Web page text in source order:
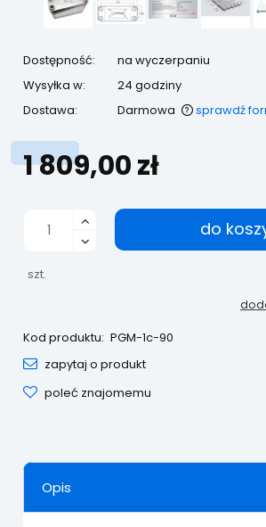
Dostępność:
na wyczerpaniu
Wysyłka w:
24 godziny
Dostawa:
Darmowa
sprawdź
1 809,00 zł
szt.
do
Kod produktu: PGM-1c-90
zapytaj o produkt
poleć znajomemu
Opis